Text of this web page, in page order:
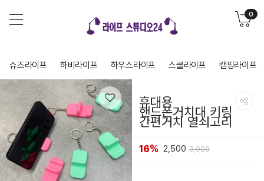
0
슈즈라이프 하비라이프 하우스라이프 스쿨라이프 캠핑라이프
휴대용
핸드폰거치대 키링
간편거치 열쇠고리
16% 2,500 3,000